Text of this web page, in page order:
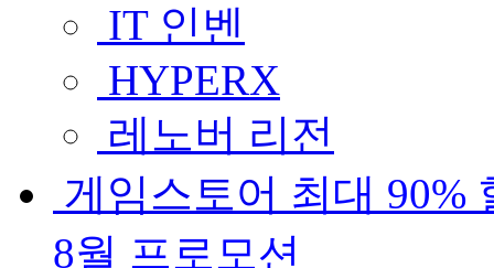
IT 인벤
HYPERX
레노버 리전
게임스토어 최대 90%
8월 프로모션